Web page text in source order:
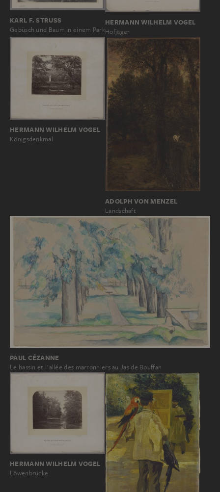
KARL F. STRUSS
Gebüsch und Baum in einem Park
HERMANN WILHELM VOGEL
Hofjäger
HERMANN WILHELM VOGEL
Königsdenkmal
ADOLPH VON MENZEL
Landschaft
PAUL CÉZANNE
Le bassin et l'allée des marronniers au Jas de Bouffan
HERMANN WILHELM VOGEL
Löwenbrücke